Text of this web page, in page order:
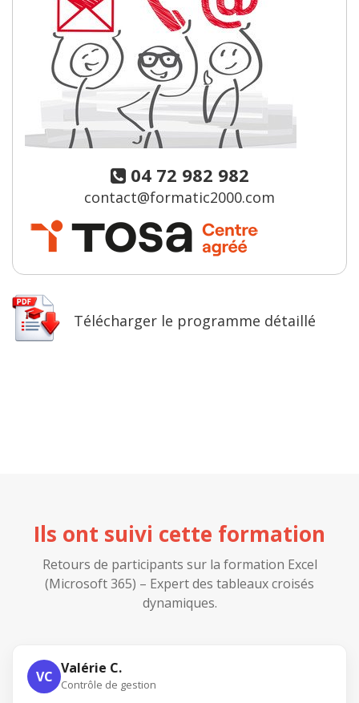
04 72 982 982
contact@formatic2000.com
Télécharger le programme détaillé
Ils ont suivi cette formation
Retours de participants sur la formation Excel
(Microsoft 365) – Expert des tableaux croisés
dynamiques.
VC Valérie C.
Contrôle de gestion